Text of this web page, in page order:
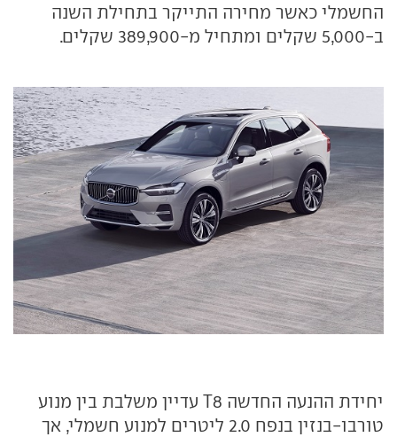
החשמלי כאשר מחירה התייקר בתחילת השנה
ב-5,000 שקלים ומתחיל מ-389,900 שקלים.
יחידת ההנעה החדשה T8 עדיין משלבת בין מנוע
טורבו-בנזין בנפח 2.0 ליטרים למנוע חשמלי, אך